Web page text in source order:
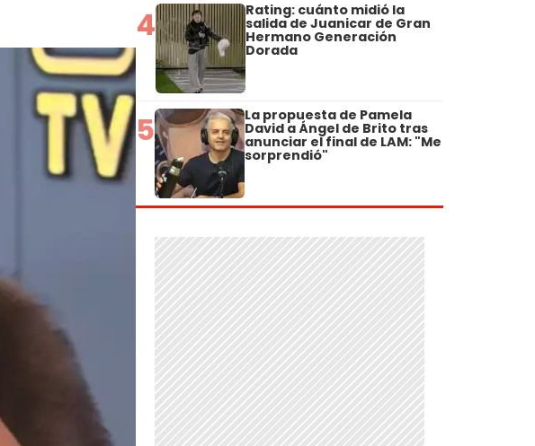
4 Rating: cuánto midió la
salida de Juanicar de Gran
Hermano Generación
Dorada
5 La propuesta de Pamela
David a Ángel de Brito tras
anunciar el final de LAM: "Me
sorprendió"